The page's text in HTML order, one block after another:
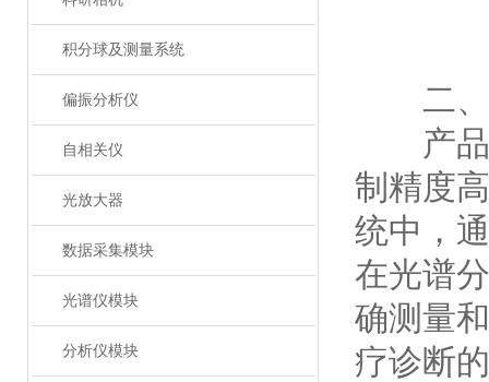
积分球及测量系统
偏振分析仪
自相关仪
光放大器
数据采集模块
光谱仪模块
分析仪模块
二、
产品
制精度
统中，
在光谱
确测量
疗诊断